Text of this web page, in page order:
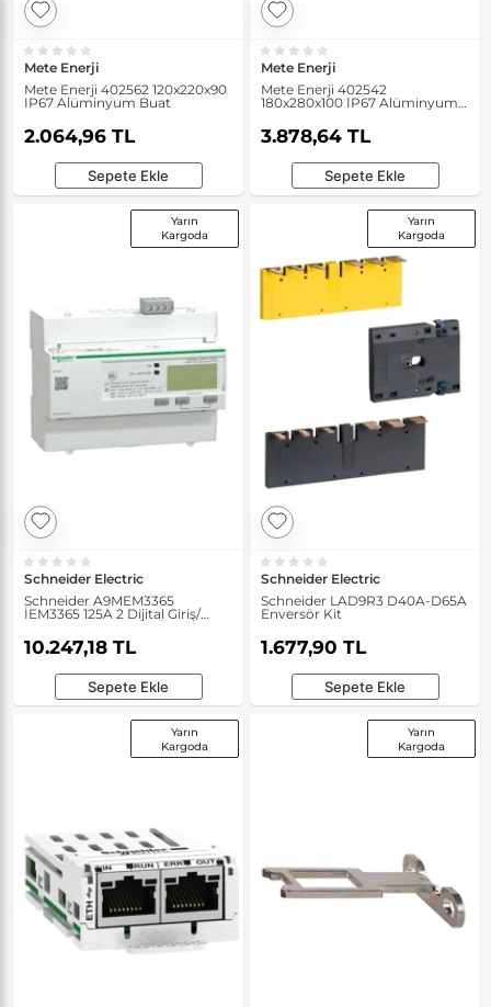
Mete Enerji
Mete Enerji 402562 120x220x90
IP67 Alüminyum Buat
2.064,96 TL
Sepete Ekle
Mete Enerji
Mete Enerji 402542
180x280x100 IP67 Alüminyum
3.878,64 TL
Sepete Ekle
Yarın
Kargoda
Schneider Electric
Schneider A9MEM3365
İEM3365 125A 2 Dijital Giriş/
Çıkışlı Bacnet Enerji Ölçer
10.247,18 TL
Sepete Ekle
Yarın
Kargoda
Schneider Electric
Schneider LAD9R3 D40A-D65A
Enversör Kit
1.677,90 TL
Sepete Ekle
Yarın
Kargoda
Yarın
Kargoda